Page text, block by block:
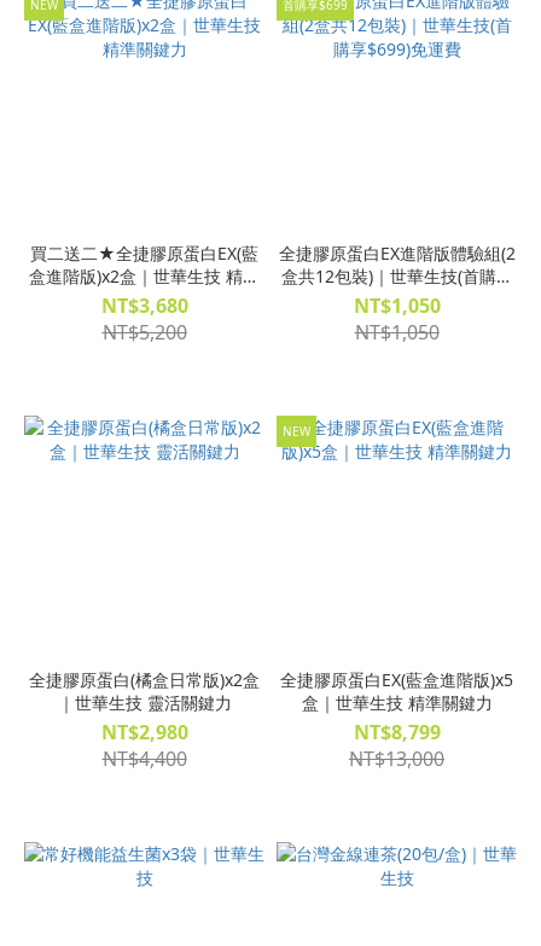
NEW
買二送二★全捷膠原蛋白EX(藍
盒進階版)x2盒｜世華生技 精準
關鍵力
NT$3,680
NT$5,200
首購享$699
全捷膠原蛋白EX進階版體驗組(2
盒共12包裝)｜世華生技(首購享
$699)免運費
NT$1,050
NT$1,050
全捷膠原蛋白(橘盒日常版)x2盒
｜世華生技 靈活關鍵力
NT$2,980
NT$4,400
NEW
全捷膠原蛋白EX(藍盒進階版)x5
盒｜世華生技 精準關鍵力
NT$8,799
NT$13,000